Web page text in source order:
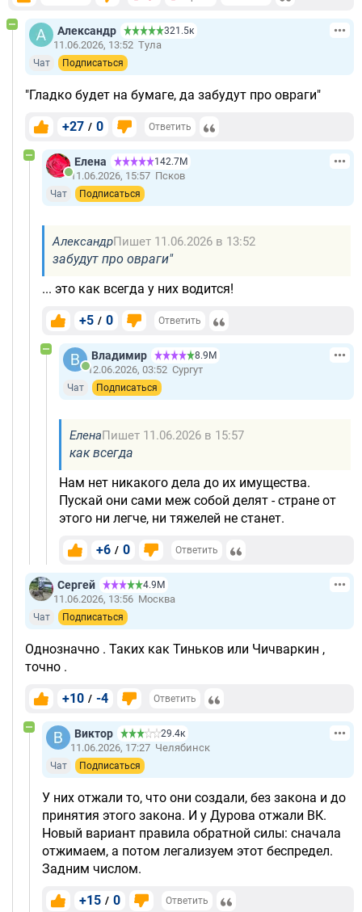
Александр 321.5к
11.06.2026, 13:52 Тула
Чат Подписаться
"Гладко будет на бумаге, да забудут про овраги"
+27 / 0 Ответить
Елена 142.7М
11.06.2026, 15:57 Псков
Чат Подписаться
АлександрПишет 11.06.2026 в 13:52
забудут про овраги"
... это как всегда у них водится!
+5 / 0 Ответить
Владимир 8.9М
12.06.2026, 03:52 Сургут
Чат Подписаться
ЕленаПишет 11.06.2026 в 15:57
как всегда
Нам нет никакого дела до их имущества.
Пускай они сами меж собой делят - стране от
этого ни легче, ни тяжелей не станет.
+6 / 0 Ответить
Сергей 4.9М
11.06.2026, 13:56 Москва
Чат Подписаться
Однозначно . Таких как Тиньков или Чичваркин ,
точно .
+10 / -4 Ответить
Виктор 29.4к
11.06.2026, 17:27 Челябинск
Чат Подписаться
У них отжали то, что они создали, без закона и до
принятия этого закона. И у Дурова отжали ВК.
Новый вариант правила обратной силы: сначала
отжимаем, а потом легализуем этот беспредел.
Задним числом.
+15 / 0 Ответить